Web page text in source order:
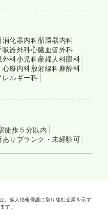
消化器内科循環器内科
吸器外科心臓血管外科
外科小児科産婦人科眼科
心療内科放射線科麻酔科
レルギー科
徒歩５分以内
り ブランク・未経験可
、個人情報保護に取り組む企業を示す
す。